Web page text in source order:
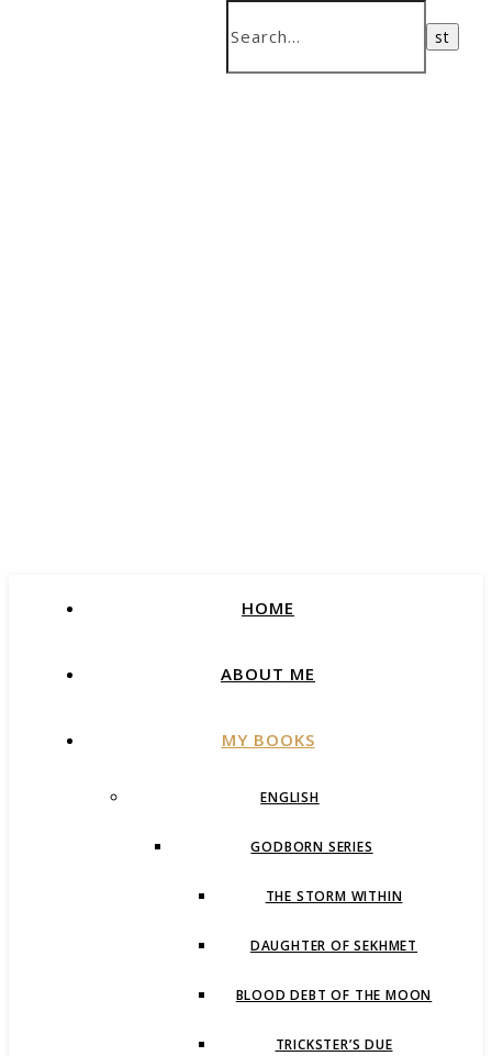
HOME
ABOUT ME
MY BOOKS
ENGLISH
GODBORN SERIES
THE STORM WITHIN
DAUGHTER OF SEKHMET
BLOOD DEBT OF THE MOON
TRICKSTER’S DUE